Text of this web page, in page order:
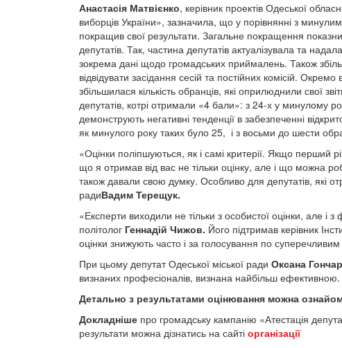
Анастасія Матвієнко, керівник проектів Одеської
виборців України», зазначила, що у порівнянні з
покращив свої результати. Загальне покращення
депутатів. Так, частина депутатів актуалізувала та
зокрема дані щодо громадських приймалень. Також
відвідувати засідання сесій та постійних комісій.
збільшилася кількість обранців, які оприлюднили свої
депутатів, котрі отримали «4 бали»: з 24-х у минулому
демонструють негативні тенденції в забезпеченні
як минулого року таких було 25, і з восьми до шести
«Оцінки поліпшуються, як і самі критерії. Якщо
що я отримав від вас не тільки оцінку, але і що можна
також давали свою думку. Особливо для депутатів, які
радиВадим Терещук.
«Експерти виходили не тільки з особистої оцінки, але і
політолог Геннадій Чижов. Його підтримав керівник
оцінки знижують часто і за голосування по
При цьому депутат Одеської міської ради Оксана
визнаних професіоналів, визнана найбільш ефективною.
Детально з результатами оцінювання можна
Докладніше про громадську кампанію «Атестація
результати можна дізнатись на сайті організації